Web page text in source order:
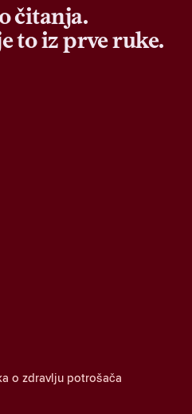
čitanja.
to iz prve ruke.
o zdravlju potrošača